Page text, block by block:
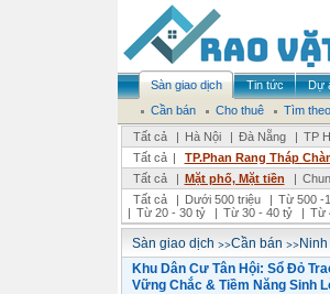
Sàn giao dịch Tin tức Dự
Cần bán
Cho thuê
Tìm
Tất cả
| Hà Nội | Đà Nẵng | TP
Tất cả | TP.Phan Rang Tháp
Tất cả
| Mặt phố, Mặt tiền |
Tất cả
| Dưới 500 triệu | Từ 500 -
| Từ 20 - 30 tỷ | Từ 30 - 40 tỷ | Từ
Sàn giao dịch >>Cần bán >>Ninh
Khu Dân Cư Tân Hội: Sổ Đỏ
Vững Chắc & Tiềm Năng Sinh